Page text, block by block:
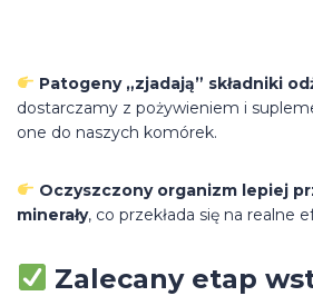
Patogeny „zjadają” składniki
dostarczamy z pożywieniem i
one do naszych komórek.
Oczyszczony organizm lepiej
minerały, co przekłada się na realne
Zalecany etap